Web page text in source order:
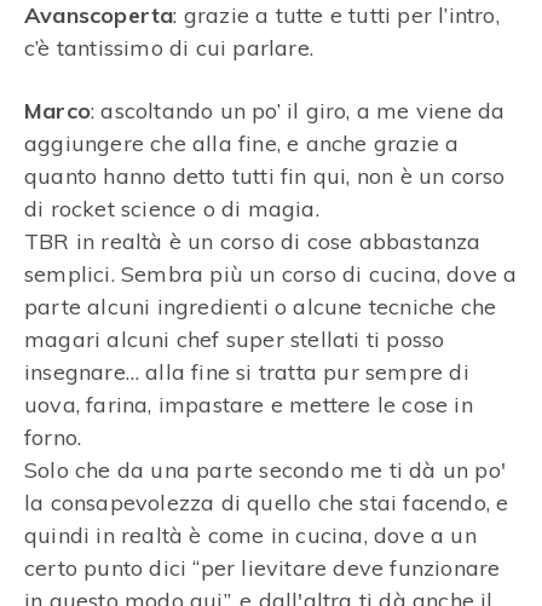
Avanscoperta: grazie a tutte e tutti per l’intro,
c’è tantissimo di cui parlare.
Marco: ascoltando un po’ il giro, a me viene da
aggiungere che alla fine, e anche grazie a
quanto hanno detto tutti fin qui, non è un corso
di rocket science o di magia.
TBR in realtà è un corso di cose abbastanza
semplici. Sembra più un corso di cucina, dove a
parte alcuni ingredienti o alcune tecniche che
magari alcuni chef super stellati ti posso
insegnare… alla fine si tratta pur sempre di
uova, farina, impastare e mettere le cose in
forno.
Solo che da una parte secondo me ti dà un po'
la consapevolezza di quello che stai facendo, e
quindi in realtà è come in cucina, dove a un
certo punto dici “per lievitare deve funzionare